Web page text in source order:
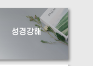
성경강해